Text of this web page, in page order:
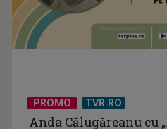
PROMO TVR.RO
Anda Călugăreanu cu